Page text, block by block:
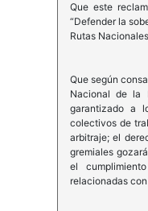
Que este
“Defender la
Rutas
Que según
Nacional de la
garantizado a
colectivos de
arbitraje; el
gremiales
el
relacionadas